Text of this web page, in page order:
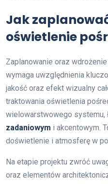
Jak
oświetlenie
Zaplanowanie oraz wdrożenie
wymaga uwzględnienia
jakość oraz efekt wizualny
traktowania oświetlenia
wielowarstwowego systemu,
zadaniowym i akcentowym.
doświetlenie i atmosferę w
Na etapie projektu zwróć
oraz elementów